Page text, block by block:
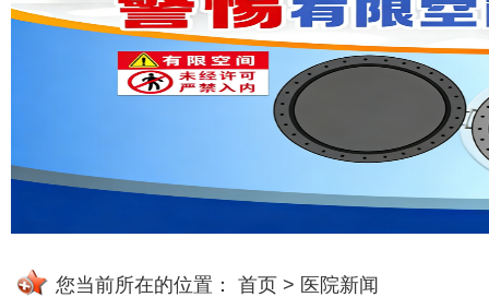
您当前所在的位置： 首页 > 医院新闻